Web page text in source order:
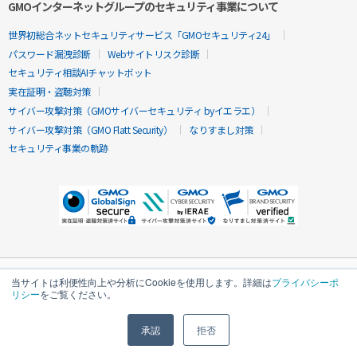
当サイトは利便性向上や分析にCookieを使用します。詳細はプライバシーポ
リシーをご覧ください。
承認 拒否
GMOインターネットグループのセキュリティ事業について
世界初総合ネットセキュリティサービス「GMOセキュリティ24」
パスワード漏洩診断
Webサイトリスク診断
セキュリティ相談AIチャットボット
実在証明・盗聴対策
サイバー攻撃対策（GMOサイバーセキュリティ byイエラエ）
サイバー攻撃対策（GMO Flatt Security）
なりすまし対策
セキュリティ事業の軌跡